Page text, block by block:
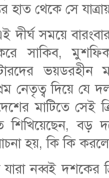
হাত থেকে সে
দীর্ঘ সময়ে
সাকিব,
নেতৃত্ব দিয়ে যে
মাটিতে সেই
শিখিয়েছেন, বড়
হয়, কি কি
নব্বই দশকের